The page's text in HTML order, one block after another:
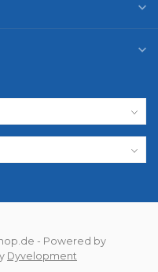
- Powered by
Dyvelopment